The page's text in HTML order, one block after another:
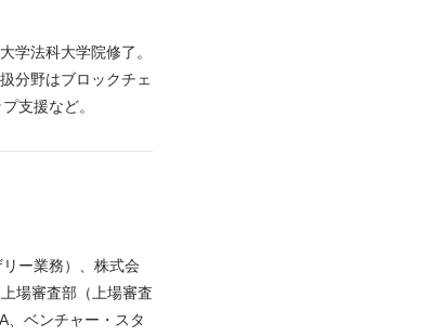
学法科大学院修了。
分野はブロックチェ
支援など。
ー業務）、株式会
場審査部（上場審査
、ベンチャー・スタ